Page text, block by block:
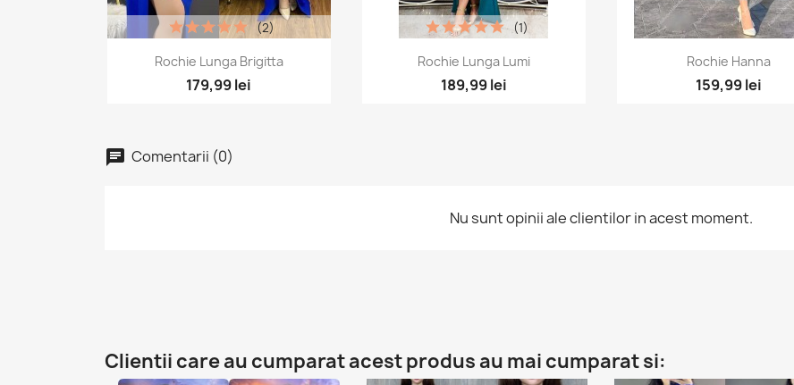
Vizualizare rapida
Rochie Lunga Brigitta
179,99 lei
(2)
Vizualizare rapida
Rochie Lunga Lumi
189,99 lei
(1)
Vizualizare rapida
Rochie Hanna
159,99 lei
Comentarii (0)
Nu sunt opinii ale clientilor in acest moment.
Clientii care au cumparat acest produs au mai cumparat si: